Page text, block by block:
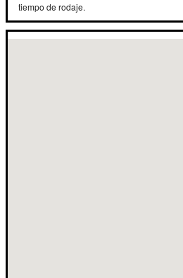
tiempo de rodaje.